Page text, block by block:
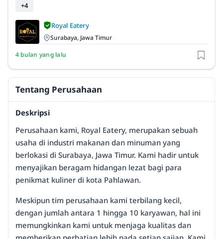
+4
Royal Eatery
Surabaya, Jawa Timur
4 bulan yang lalu
Tentang Perusahaan
Deskripsi
Perusahaan kami, Royal Eatery, merupakan sebuah
usaha di industri makanan dan minuman yang
berlokasi di Surabaya, Jawa Timur. Kami hadir untuk
menyajikan beragam hidangan lezat bagi para
penikmat kuliner di kota Pahlawan.
Meskipun tim perusahaan kami terbilang kecil,
dengan jumlah antara 1 hingga 10 karyawan, hal ini
memungkinkan kami untuk menjaga kualitas dan